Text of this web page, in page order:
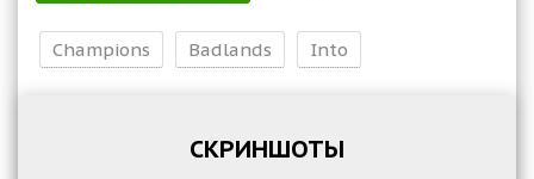
Champions Badlands Into
СКРИНШОТЫ